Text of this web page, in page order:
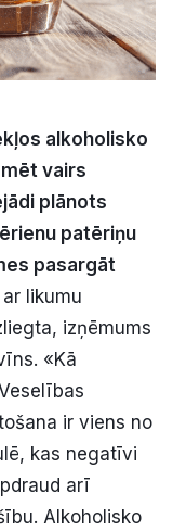
alkoholisko
vairs
plānots
patēriņu
pasargāt
likumu
izņēmums
«Kā
ir viens no
kas negatīvi
arī
Alkoholisko